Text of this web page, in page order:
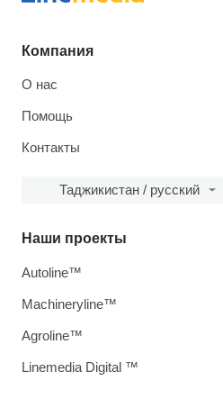
Компания
О нас
Помощь
Контакты
Таджикистан / русский
Наши проекты
Autoline™
Machineryline™
Agroline™
Linemedia Digital ™